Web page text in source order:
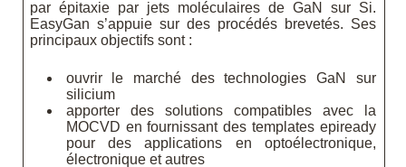
par épitaxie par jets moléculaires de GaN sur Si.
EasyGan s’appuie sur des procédés brevetés. Ses
principaux objectifs sont :
ouvrir le marché des technologies GaN sur
silicium
apporter des solutions compatibles avec la
MOCVD en fournissant des templates epiready
pour des applications en optoélectronique,
électronique et autres